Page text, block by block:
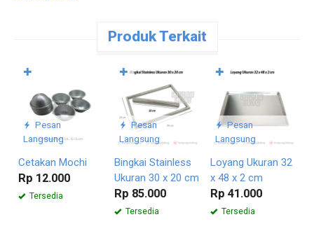
Produk Terkait
Pesan
Langsung
Cetakan Mochi
Rp 12.000
Tersedia
✚
Pesan
Langsung
Bingkai Stainless
Ukuran 30 x 20 cm
Rp 85.000
Tersedia
✚
Pesan
Langsung
Loyang Ukuran 32
x 48 x 2 cm
Rp 41.000
Tersedia
✚